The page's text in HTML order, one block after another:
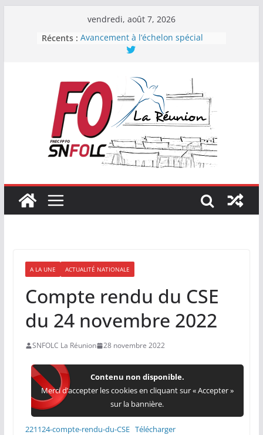
vendredi, août 7, 2026
Récents : Avancement à l’échelon spécial
organisation syndicale de la
Fonction publique de l’État
En CAPN des professeurs, CPE et
PsyEN, la FNEC FP-FO se renforce !
Élections professionnelles 2022 :
FO encore en progression !
A LA UNE ACTUALITÉ NATIONALE
Compte rendu du CSE
du 24 novembre 2022
SNFOLC La Réunion 28 novembre 2022
Contenu non disponible.
Merci d’accepter les cookies en cliquant sur « Accepter »
sur la bannière.
221124-compte-rendu-du-CSE Télécharger